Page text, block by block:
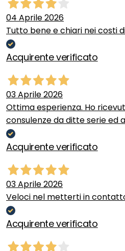
04 Aprile 2026
Tutto bene e chiari nei costi
Acquirente verificato
03 Aprile 2026
Ottima esperienza. Ho
consulenze da ditte serie ed
Acquirente verificato
03 Aprile 2026
Veloci nel metterti in
Acquirente verificato